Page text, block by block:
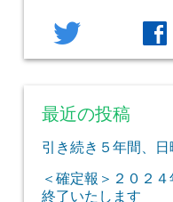
twitter facebook
最近の投稿
引き続き５年間、日
＜確定報＞２０２
終了いたします